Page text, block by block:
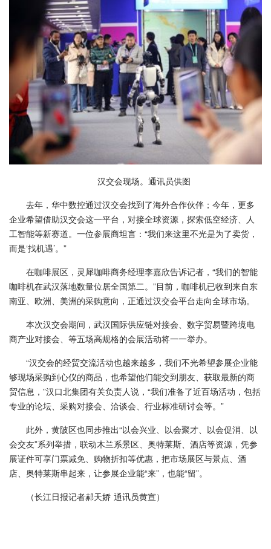
汉交会现场。通讯员供图
去年，华中数控通过汉交会找到了海外合作伙伴；今年，更多
企业希望借助汉交会这一平台，对接全球资源，探索低空经济、人
工智能等新赛道。一位参展商坦言：“我们来这里不光是为了卖货，
而是‘找机遇’。”
在咖啡展区，灵犀咖啡商务经理李嘉欣告诉记者，“我们的智能
咖啡机在武汉落地数量位居全国第二。”目前，咖啡机已收到来自东
南亚、欧洲、美洲的采购意向，正通过汉交会平台走向全球市场。
本次汉交会期间，武汉国际供应链对接会、数字贸易暨跨境电
商产业对接会、等五场高规格的会展活动将一一举办。
“汉交会的经贸交流活动也越来越多，我们不光希望参展企业能
够现场采购到心仪的商品，也希望他们能交到朋友、获取最新的商
贸信息，”汉口北集团有关负责人说，“我们准备了近百场活动，包括
专业的论坛、采购对接会、洽谈会、行业标准研讨会等。”
此外，黄陂区也同步推出“以会兴业、以会聚才、以会促消、以
会交友”系列举措，联动木兰系景区、奥特莱斯、酒店等资源，凭参
展证件可享门票减免、购物折扣等优惠，把市场展区与景点、酒
店、奥特莱斯串起来，让参展企业能“来”，也能“留”。
（长江日报记者郝天娇 通讯员黄宣）